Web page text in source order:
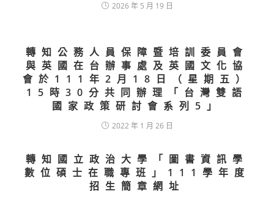
2026 年 5 月 19 日
轉知公務人員保障暨培訓委員會
與英國在台辦事處及英國文化協
會於111年2月18日（星期五）
15時30分共同辦理「台灣雙語
國家政策研討會系列5」
2022 年 1 月 26 日
轉知國立政治大學「圖書資訊學
數位碩士在職專班」111學年度
招生簡章網址